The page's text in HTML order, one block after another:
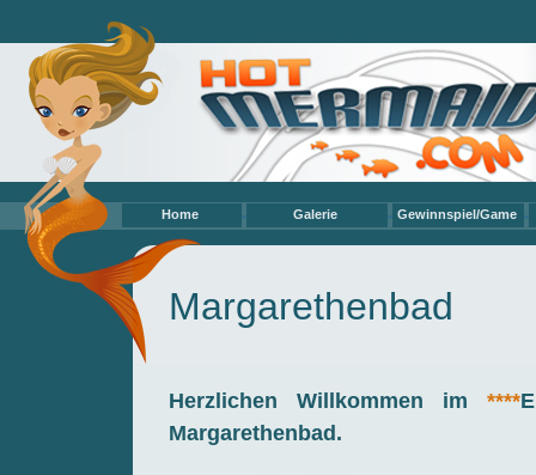
Home
Galerie
Videos
Hobbymeerjungfrauen
Gewinnspiel/Game
Margarethenbad
Herzlichen Willkommen im ****
Margarethenbad.